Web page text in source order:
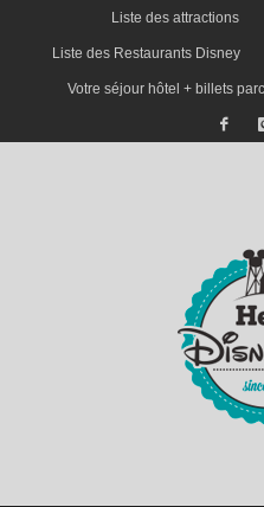
Liste des attractions
Liste des Restaurants Disney
Votre séjour hôtel + billets